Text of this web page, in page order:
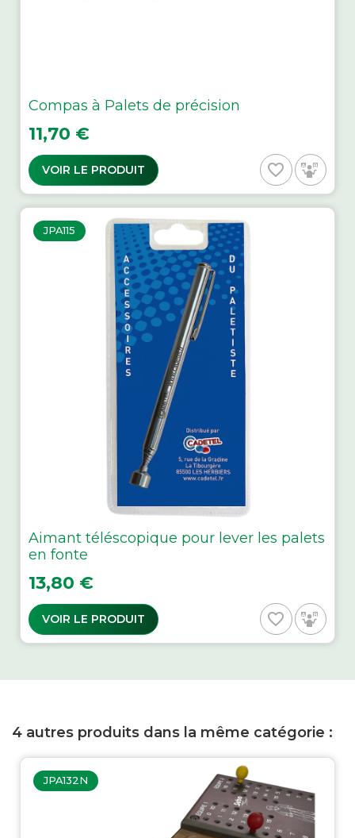
Compas à Palets de précision
Prix
11,70 €
VOIR LE PRODUIT favorite_border
JPA115
Aimant téléscopique pour lever les palets
en fonte
Prix
13,80 €
VOIR LE PRODUIT favorite_border
4 autres produits dans la même catégorie :
JPA132N